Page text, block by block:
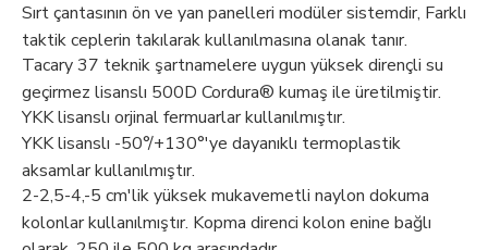
Sırt çantasının ön ve yan panelleri modüler sistemdir, Farklı
taktik ceplerin takılarak kullanılmasına olanak tanır.
Tacary 37 teknik şartnamelere uygun yüksek dirençli su
geçirmez lisanslı 500D Cordura® kumaş ile üretilmiştir.
YKK lisanslı orjinal fermuarlar kullanılmıştır.
YKK lisanslı -50°/+130°'ye dayanıklı termoplastik
aksamlar kullanılmıştır.
2-2,5-4,-5 cm'lik yüksek mukavemetli naylon dokuma
kolonlar kullanılmıştır. Kopma direnci kolon enine bağlı